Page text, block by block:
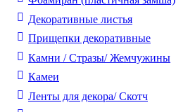
Декоративные листья
Прищепки декоративные
Камни / Cтразы/ Жемчужины
Камеи
Ленты для декора/ Скотч